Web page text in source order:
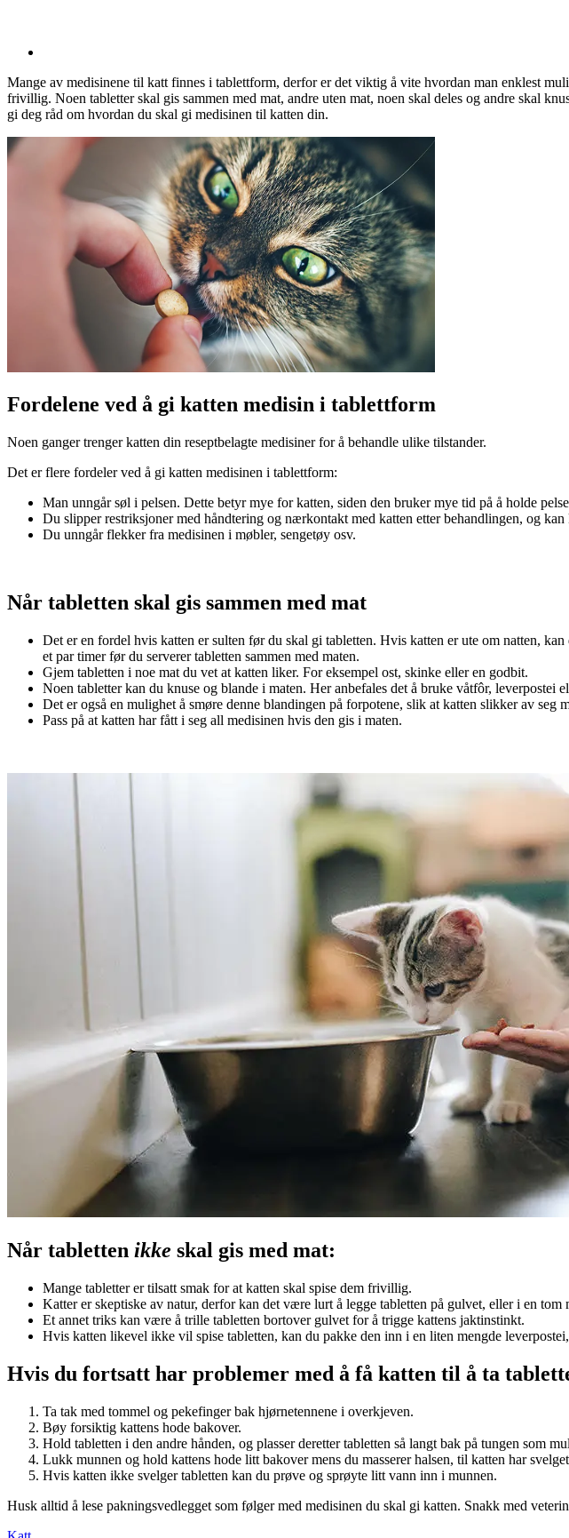
Mange av medisinene til katt finnes i tablettform, derfor er det viktig å vite hvordan man enklest
frivillig. Noen tabletter skal gis sammen med mat, andre uten mat, noen skal deles og andre skal
gi deg råd om hvordan du skal gi medisinen til katten din.
Fordelene ved å gi katten medisin i tablettform
Noen ganger trenger katten din reseptbelagte medisiner for å behandle ulike tilstander.
Det er flere fordeler ved å gi katten medisinen i tablettform:
Man unngår søl i pelsen. Dette betyr mye for katten, siden den bruker mye tid på å holde
Du slipper restriksjoner med håndtering og nærkontakt med katten etter behandlingen, og kan
Du unngår flekker fra medisinen i møbler, sengetøy osv.
Når tabletten skal gis sammen med mat
Det er en fordel hvis katten er sulten før du skal gi tabletten. Hvis katten er ute om natten,
et par timer før du serverer tabletten sammen med maten.
Gjem tabletten i noe mat du vet at katten liker. For eksempel ost, skinke eller en godbit.
Noen tabletter kan du knuse og blande i maten. Her anbefales det å bruke våtfôr, leverpostei
Det er også en mulighet å smøre denne blandingen på forpotene, slik at katten slikker av
Pass på at katten har fått i seg all medisinen hvis den gis i maten.
Når tabletten ikke skal gis med mat:
Mange tabletter er tilsatt smak for at katten skal spise dem frivillig.
Katter er skeptiske av natur, derfor kan det være lurt å legge tabletten på gulvet, eller i en
Et annet triks kan være å trille tabletten bortover gulvet for å trigge kattens jaktinstinkt.
Hvis katten likevel ikke vil spise tabletten, kan du pakke den inn i en liten mengde
Hvis du fortsatt har problemer med å få katten til å ta
Ta tak med tommel og pekefinger bak hjørnetennene i overkjeven.
Bøy forsiktig kattens hode bakover.
Hold tabletten i den andre hånden, og plasser deretter tabletten så langt bak på tungen som
Lukk munnen og hold kattens hode litt bakover mens du masserer halsen, til katten har
Hvis katten ikke svelger tabletten kan du prøve og sprøyte litt vann inn i munnen.
Husk alltid å lese pakningsvedlegget som følger med medisinen du skal gi katten. Snakk med